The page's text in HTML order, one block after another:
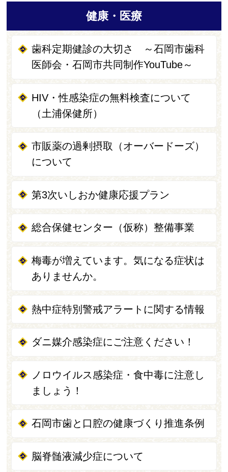
健康・医療
歯科定期健診の大切さ ～石岡市歯科
医師会・石岡市共同制作YouTube～
HIV・性感染症の無料検査について
（土浦保健所）
市販薬の過剰摂取（オーバードーズ）
について
第3次いしおか健康応援プラン
総合保健センター（仮称）整備事業
梅毒が増えています。気になる症状は
ありませんか。
熱中症特別警戒アラートに関する情報
ダニ媒介感染症にご注意ください！
ノロウイルス感染症・食中毒に注意し
ましょう！
石岡市歯と口腔の健康づくり推進条例
脳脊髄液減少症について